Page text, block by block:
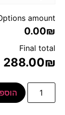
amount
0.00₪
Final total
288.00₪